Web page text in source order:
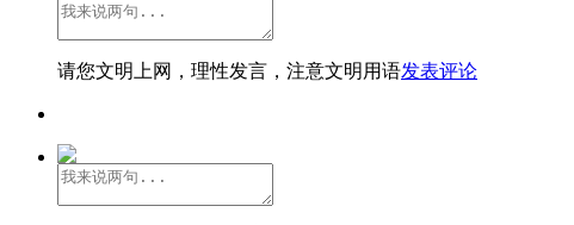
请您文明上网，理性发言，注意文明用语发表评论